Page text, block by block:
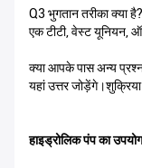
Q3 भुगतान तरीका क्या है?
एक टीटी, वेस्ट यूनियन,
क्या आपके पास अन्य
यहां उत्तर
हाइड्रोलिक पंप का